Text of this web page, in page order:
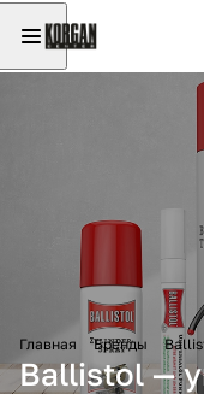
Главная Бренды
Ballistol —